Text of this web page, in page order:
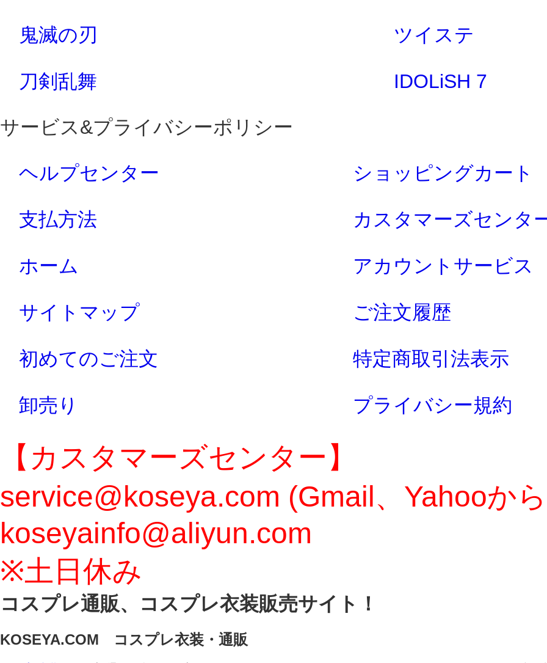
鬼滅の刃 ツイステ
刀剣乱舞 IDOLiSH 7
サービス&プライバシーポリシー
ヘルプセンター ショッピングカート
支払方法 カスタマーズセンタ
ホーム アカウントサービス
サイトマップ ご注文履歴
初めてのご注文 特定商取引法表示
卸売り プライバシー規約
【カスタマーズセンター】
service@koseya.com (Gmail、Yahooか
koseyainfo@aliyun.com
※土日休み
コスプレ通販、コスプレ衣装販売サイト！
KOSEYA.COM コスプレ衣装・通販